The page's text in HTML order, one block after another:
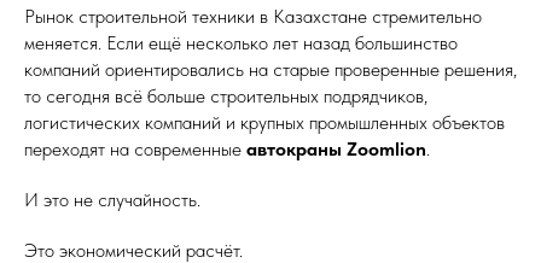
Рынок строительной техники в Казахстане стремительно
меняется. Если ещё несколько лет назад большинство
компаний ориентировались на старые проверенные решения,
то сегодня всё больше строительных подрядчиков,
логистических компаний и крупных промышленных объектов
переходят на современные автокраны Zoomlion.
И это не случайность.
Это экономический расчёт.